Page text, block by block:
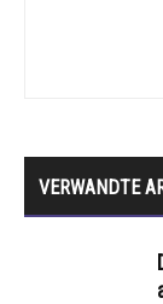
VERWANDTE